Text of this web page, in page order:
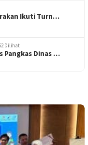
Ikuti Turn…
Dilihat
Pangkas Dinas …